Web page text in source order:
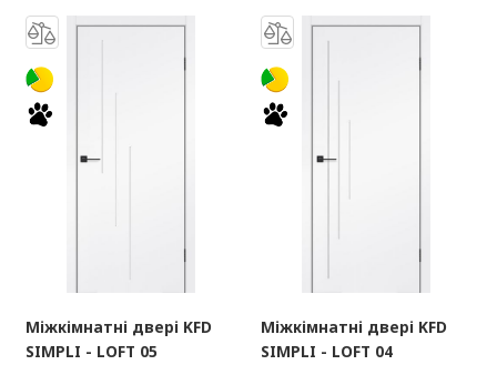
Міжкімнатні двері KFD
SIMPLI - LOFT 05
Міжкімнатні двері KFD
SIMPLI - LOFT 04